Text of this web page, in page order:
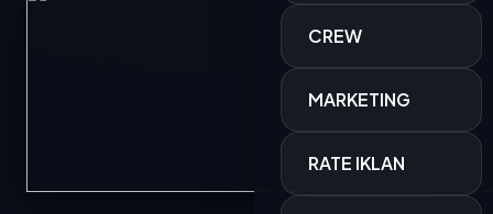
CREW
MARKETING
RATE IKLAN
DANGSUT ASYIK